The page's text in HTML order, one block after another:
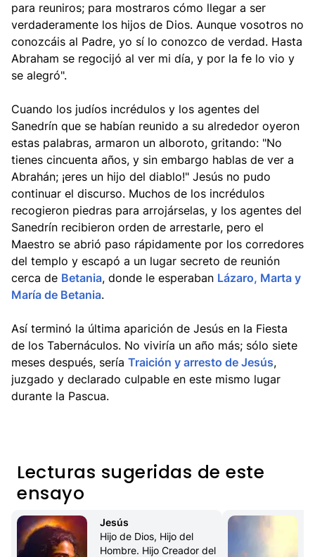
para reuniros; para mostraros cómo llegar a ser
verdaderamente los hijos de Dios. Aunque vosotros no
conozcáis al Padre, yo sí lo conozco de verdad. Hasta
Abraham se regocijó al ver mi día, y por la fe lo vio y
se alegró".
Cuando los judíos incrédulos y los agentes del
Sanedrín que se habían reunido a su alrededor oyeron
estas palabras, armaron un alboroto, gritando: "No
tienes cincuenta años, y sin embargo hablas de ver a
Abrahán; ¡eres un hijo del diablo!" Jesús no pudo
continuar el discurso. Muchos de los incrédulos
recogieron piedras para arrojárselas, y los agentes del
Sanedrín recibieron orden de arrestarle, pero el
Maestro se abrió paso rápidamente por los corredores
del templo y escapó a un lugar secreto de reunión
cerca de Betania, donde le esperaban Lázaro, Marta y
María de Betania.
Así terminó la última aparición de Jesús en la Fiesta
de los Tabernáculos. No viviría un año más; sólo siete
meses después, sería Traición y arresto de Jesús,
juzgado y declarado culpable en este mismo lugar
durante la Pascua.
Lecturas sugeridas de este
ensayo
Jesús
Hijo de Dios, Hijo del
Hombre. Hijo Creador del